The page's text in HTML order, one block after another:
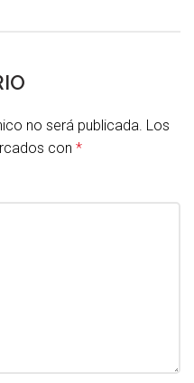
no será publicada. Los
con *